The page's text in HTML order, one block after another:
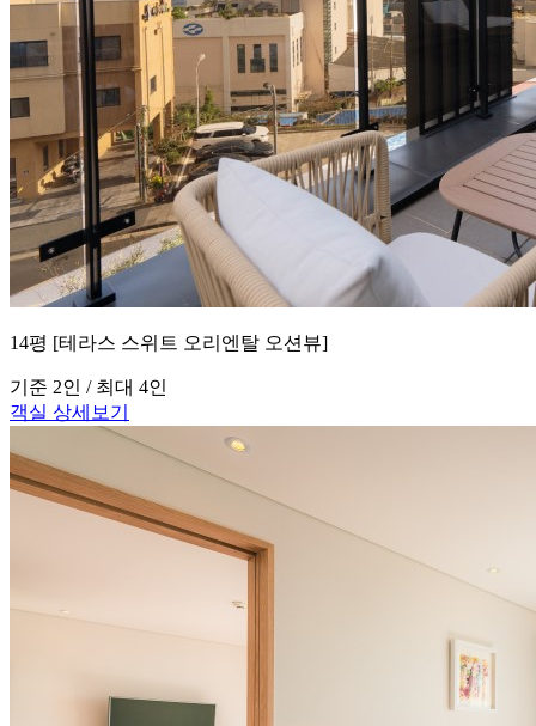
14평 [테라스 스위트 오리엔탈 오션뷰]
기준 2인 / 최대 4인
객실 상세보기